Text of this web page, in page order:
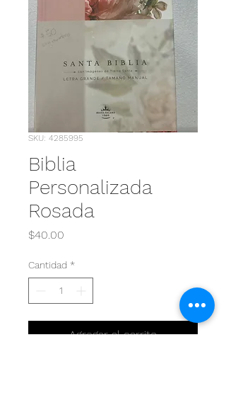
SKU: 4285995
Biblia
Personalizada
Rosada
$40.00
Cantidad *
Agregar al carrito